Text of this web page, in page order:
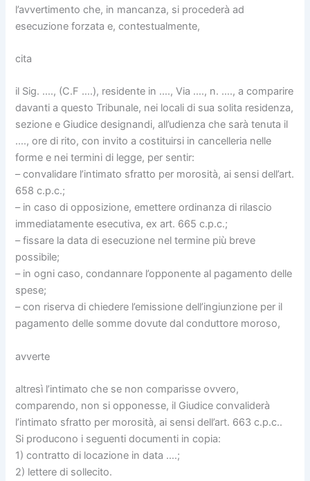
l’avvertimento che, in mancanza, si procederà ad
esecuzione forzata e, contestualmente,
cita
il Sig. …., (C.F ….), residente in …., Via …., n. …., a comparire
davanti a questo Tribunale, nei locali di sua solita residenza,
sezione e Giudice designandi, all’udienza che sarà tenuta il
…., ore di rito, con invito a costituirsi in cancelleria nelle
forme e nei termini di legge, per sentir:
– convalidare l’intimato sfratto per morosità, ai sensi dell’art.
658 c.p.c.;
– in caso di opposizione, emettere ordinanza di rilascio
immediatamente esecutiva, ex art. 665 c.p.c.;
– fissare la data di esecuzione nel termine più breve
possibile;
– in ogni caso, condannare l’opponente al pagamento delle
spese;
– con riserva di chiedere l’emissione dell’ingiunzione per il
pagamento delle somme dovute dal conduttore moroso,
avverte
altresì l’intimato che se non comparisse ovvero,
comparendo, non si opponesse, il Giudice convaliderà
l’intimato sfratto per morosità, ai sensi dell’art. 663 c.p.c..
Si producono i seguenti documenti in copia:
1) contratto di locazione in data ….;
2) lettere di sollecito.